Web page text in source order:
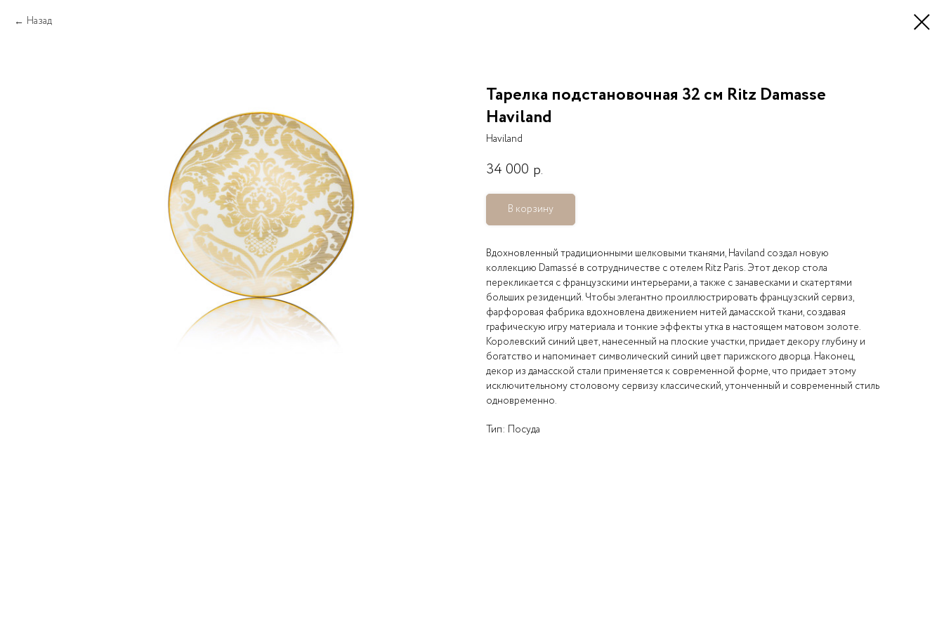
Назад
Тарелка подстановочная 32 см Ritz Damasse
Haviland
Haviland
34 000 р.
В корзину
Вдохновленный традиционными шелковыми тканями, Haviland создал новую
коллекцию Damassé в сотрудничестве с отелем Ritz Paris. Этот декор стола
перекликается с французскими интерьерами, а также с занавесками и скатертями
больших резиденций. Чтобы элегантно проиллюстрировать французский сервиз,
фарфоровая фабрика вдохновлена ​​движением нитей дамасской ткани, создавая
графическую игру материала и тонкие эффекты утка в настоящем матовом золоте.
Королевский синий цвет, нанесенный на плоские участки, придает декору глубину и
богатство и напоминает символический синий цвет парижского дворца. Наконец,
декор из дамасской стали применяется к современной форме, что придает этому
исключительному столовому сервизу классический, утонченный и современный стиль
одновременно.
Тип: Посуда